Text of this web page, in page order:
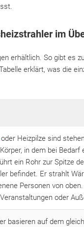
im
erhältlich. So gibt es
erklärt, was die
oder Heizpilze sind
in dem bei
ein Rohr zur Spitze
befindet. Er strahlt
Personen von
oder
basieren auf dem